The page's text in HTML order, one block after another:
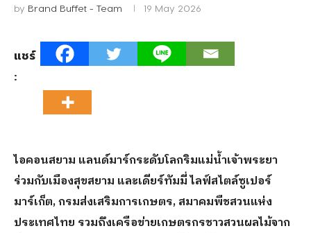
by Brand Buffet - Team 19 May 2026
แชร์
:
ไอคอนสยาม แลนด์มาร์กระดับโลกริมแม่น้ำเจ้าพระยา
ร่วมกับเมืองสุขสยาม และเดียร์ทัมมี่ ไลฟ์สไตล์ซูเปอร์
มาร์เก็ต, กรมส่งเสริมการเกษตร, สมาคมพืชสวนแห่ง
ประเทศไทย รวมถึงเครือข่ายเกษตรกรชาวสวนผลไม้จาก